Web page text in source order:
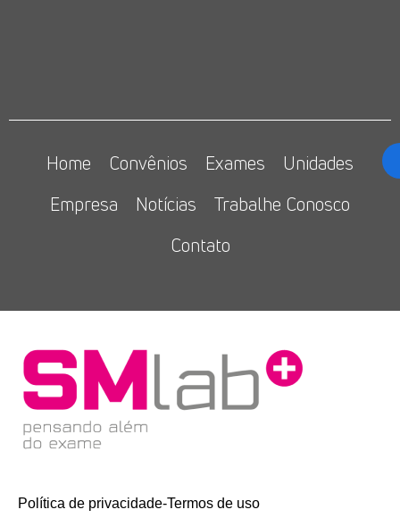
Home Convênios Exames
Unidades
Empresa
Notícias
Trabalhe Conosco
Contato
Política de privacidade-Termos de uso